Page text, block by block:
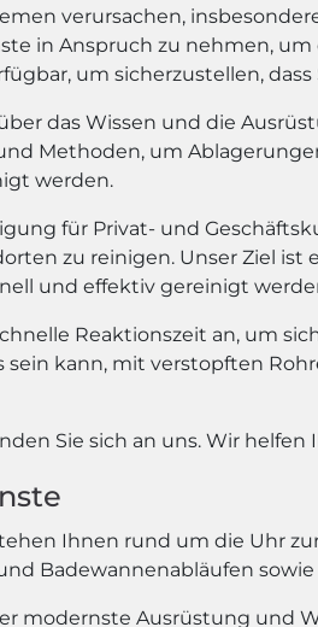
verursachen,
in Anspruch zu nehmen,
um sicherzustellen,
das Wissen und die
Methoden, um
werden.
für Privat- und
zu reinigen. Unser Ziel
und effektiv gereinigt
Reaktionszeit an, um
kann, mit verstopften
Sie sich an uns. Wir helfen
Ihnen rund um die Uhr
Badewannenabläufen
modernste Ausrüstung und